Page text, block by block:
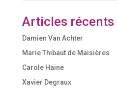
Articles récents
Damien Van Achter
Marie Thibaut de Maisières
Carole Haine
Xavier Degraux